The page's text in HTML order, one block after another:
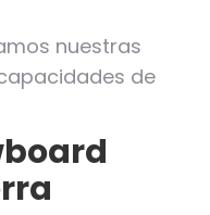
nuestras
de